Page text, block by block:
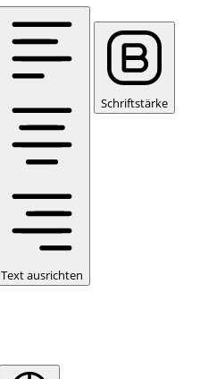
Text ausrichten
Schriftstärke